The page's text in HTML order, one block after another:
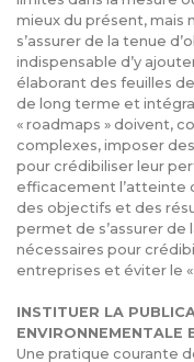
mieux du présent, mais
s’assurer de la tenue
indispensable d’y
élaborant des feuilles
de long terme et
« roadmaps » doivent,
complexes, imposer
pour crédibiliser leur
efficacement l’atteinte
des objectifs et des
permet de s’assurer
nécessaires pour
entreprises et éviter le «
INSTITUER LA
ENVIRONNEMENTALE
Une pratique courante